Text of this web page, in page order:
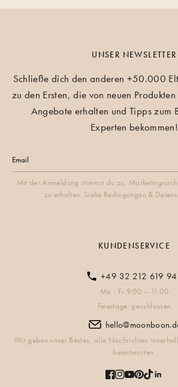
UNSER NEWSLETTER
Schließe dich den anderen +50.000
zu den Ersten, die von neuen
Angebote erhalten und Tipps zum
Experten bekommen!
Mit der Anmeldung stimmst du zu,
zu erhalten. Siehe Bedingungen &
KUNDENSERVICE
+49 32 212 619
Mo - Fr 9:00 – 11:00
Feiertage: geschlossen
Wir geben unser Bestes, alle Nachrichten
beantworten.